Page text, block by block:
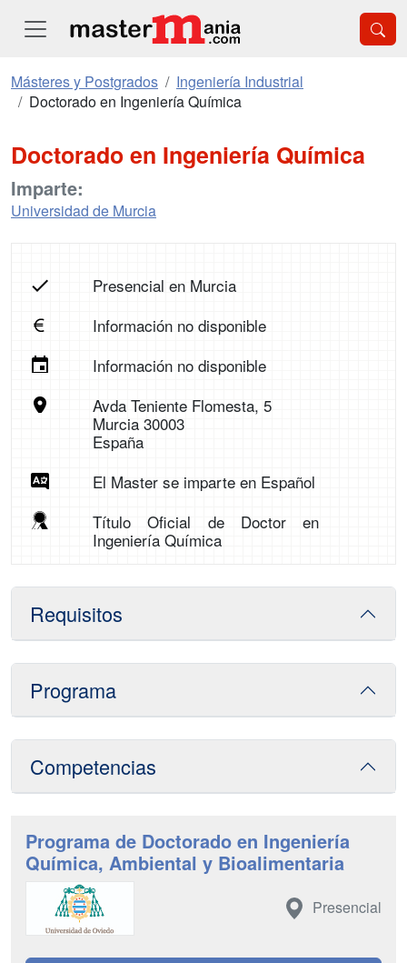
Másteres y Postgrados
Ingeniería Industrial
Doctorado en Ingeniería Química
Doctorado en Ingeniería Química
Imparte:
Universidad de Murcia
Presencial en Murcia
Información no disponible
Información no disponible
Avda Teniente Flomesta, 5
Murcia 30003
España
El Master se imparte en Español
Título Oficial de Doctor en
Ingeniería Química
Requisitos
Programa
Competencias
Programa de Doctorado en Ingeniería
Química, Ambiental y Bioalimentaria
Presencial